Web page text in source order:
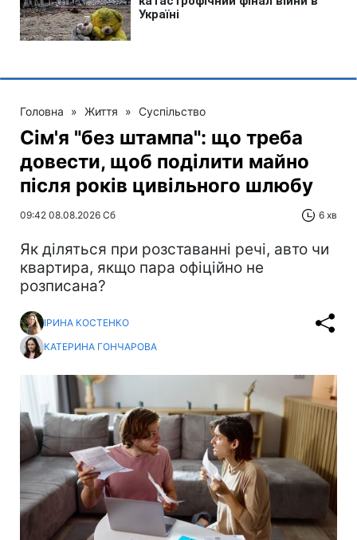
Головна » Життя » Суспільство
Сім'я "без штампа": що треба
довести, щоб поділити майно
після років цивільного шлюбу
09:42 08.08.2026 Сб 6 хв
Як діляться при розставанні речі, авто чи
квартира, якщо пара офіційно не
розписана?
ІРИНА КОСТЕНКО
КАТЕРИНА ГОНЧАРОВА